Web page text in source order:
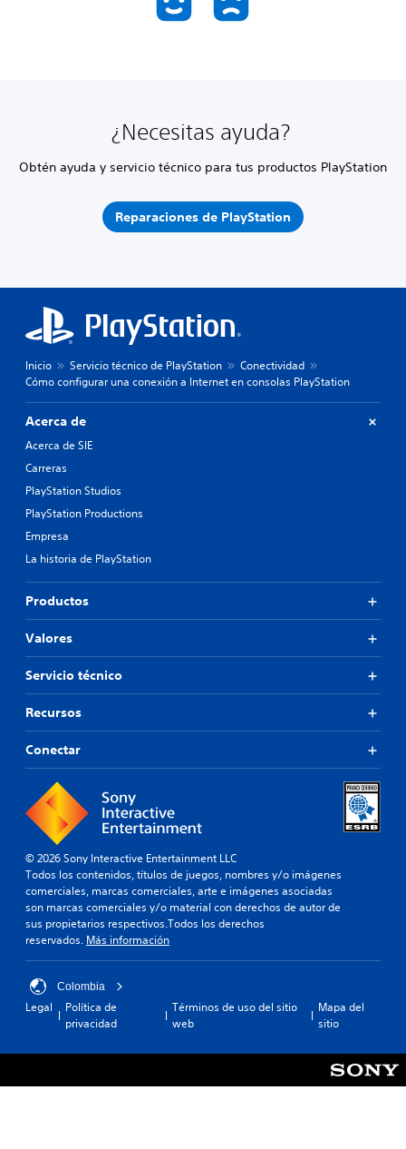
¿Necesitas ayuda?
Obtén ayuda y servicio técnico para tus productos PlayStation
Reparaciones de PlayStation
Inicio Servicio técnico de PlayStation
Conectividad
Cómo configurar una conexión a Internet en consolas PlayStation
Acerca de
Acerca de SIE
Carreras
PlayStation Studios
PlayStation Productions
Empresa
La historia de PlayStation
Productos
Valores
Servicio técnico
Recursos
Conectar
© 2026 Sony Interactive Entertainment LLC
Todos los contenidos, títulos de juegos, nombres y/o imágenes
comerciales, marcas comerciales, arte e imágenes asociadas
son marcas comerciales y/o material con derechos de autor de
sus propietarios respectivos.Todos los derechos
reservados. Más información
Colombia
Legal
Política de
privacidad
Términos de uso del sitio
web
Mapa del
sitio